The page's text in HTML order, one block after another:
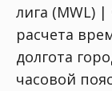
лига (MWL)
расчета
долгота
часовой